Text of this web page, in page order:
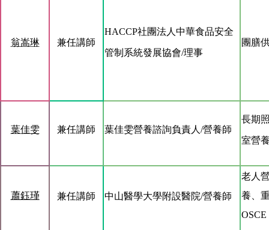
翁嵩琳 兼任講師
HACCP社團法人中華食品安全
管制系統發展協會/理事
團膳
葉佳雯 兼任講師 葉佳雯營養諮詢負責人 /營養師
長期
室營
蕭鈺瑾 兼任講師 中山醫學大學附設醫院/營養師
老人
養、
OSCE